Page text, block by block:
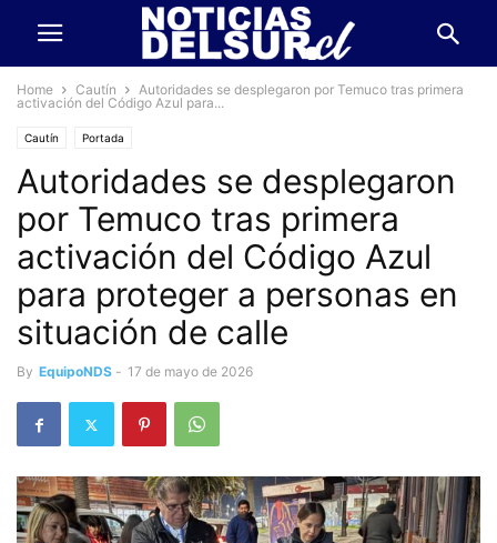
Home Cautín
Autoridades se desplegaron por Temuco tras primera
activación del Código Azul para...
Cautín Portada
Autoridades se desplegaron
por Temuco tras primera
activación del Código Azul
para proteger a personas en
situación de calle
By EquipoNDS - 17 de mayo de 2026